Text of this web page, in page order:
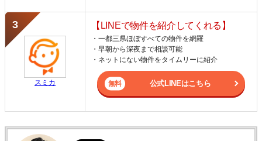
スミカ
【LINEで物件を紹介してくれる】
・一都三県ほぼすべての物件を網羅
・早朝から深夜まで相談可能
・ネットにない物件をタイムリーに紹介
公式LINEはこちら